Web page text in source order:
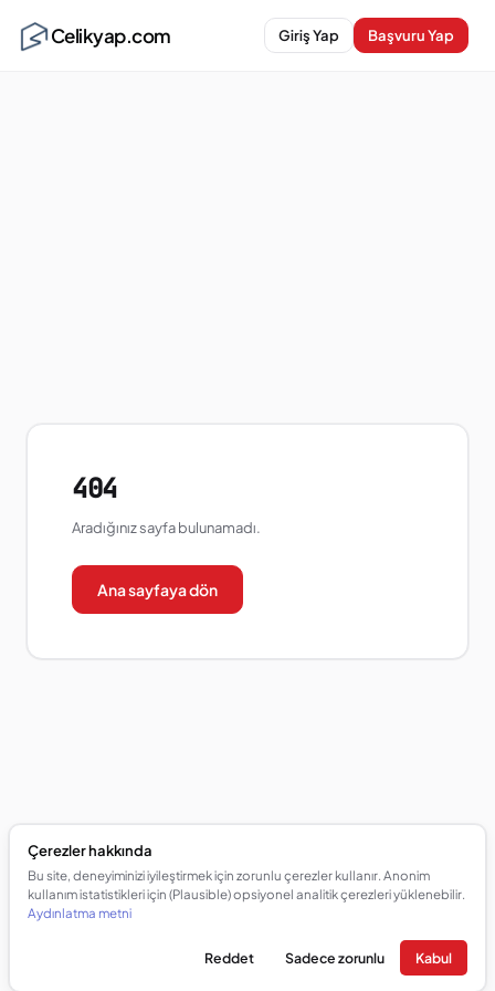
Celikyap.com Giriş Yap Başvuru Yap
404
Aradığınız sayfa bulunamadı.
Ana sayfaya dön
Çerezler hakkında
Bu site, deneyiminizi iyileştirmek için zorunlu çerezler kullanır. Anonim
kullanım istatistikleri için (Plausible) opsiyonel analitik çerezleri yüklenebilir.
Aydınlatma metni
Reddet Sadece zorunlu Kabul